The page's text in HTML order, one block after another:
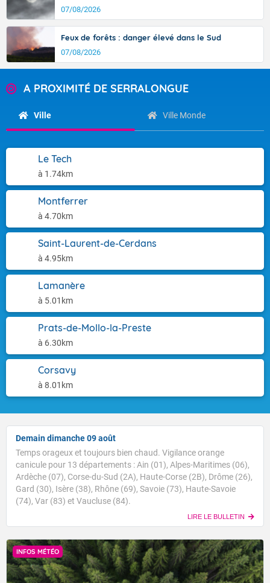
07/08/2026
Feux de forêts : danger élevé dans le Sud
07/08/2026
A PROXIMITÉ DE SERRALONGUE
Ville Ville Monde
Le Tech
à 1.74km
Montferrer
à 4.70km
Saint-Laurent-de-Cerdans
à 4.95km
Lamanère
à 5.01km
Prats-de-Mollo-la-Preste
à 6.30km
Corsavy
à 8.01km
Demain dimanche 09 août
Temps orageux et toujours bien chaud. Vigilance orange
canicule pour 13 départements : Ain (01), Alpes-Maritimes (06),
Ardèche (07), Corse-du-Sud (2A), Haute-Corse (2B), Drôme (26),
Gard (30), Isère (38), Rhône (69), Savoie (73), Haute-Savoie
(74), Var (83) et Vaucluse (84).
LIRE LE BULLETIN
INFOS MÉTÉO